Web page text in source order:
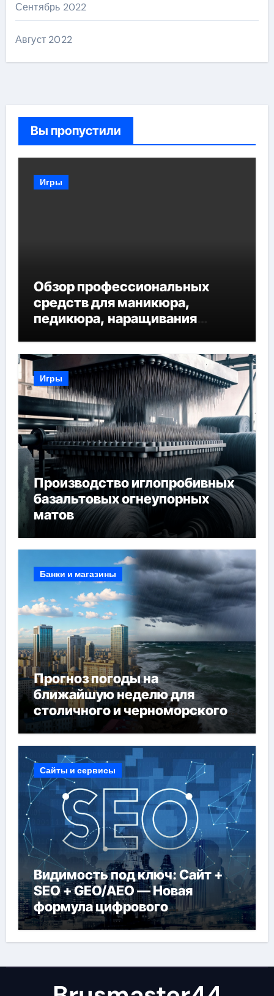
Сентябрь 2022
Август 2022
Вы пропустили
Игры
Обзор профессиональных
средств для маникюра,
педикюра, наращивания
Игры
Производство иглопробивных
базальтовых огнеупорных
матов
Банки и магазины
Прогноз погоды на
ближайшую неделю для
столичного и черноморского
регионов
Сайты и сервисы
Видимость под ключ: Сайт +
SEO + GEO/AEO — Новая
формула цифрового
присутствия в 2026 году